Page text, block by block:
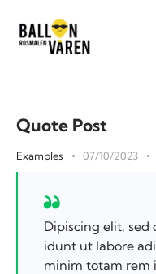
Quote Post
Examples 07/10/2023
Dipiscing elit, sed
idunt ut labore
minim totam rem